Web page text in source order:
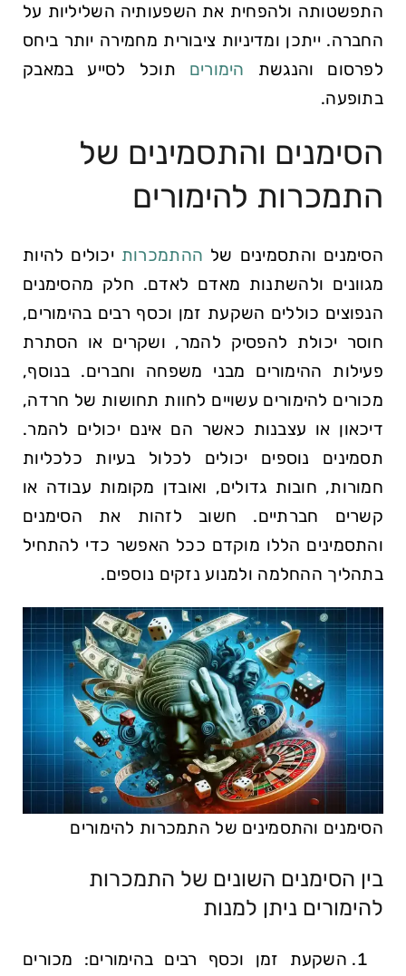
התפשטותה ולהפחית את השפעותיה השליליות על
החברה. ייתכן ומדיניות ציבורית מחמירה יותר ביחס
לפרסום והנגשת הימורים תוכל לסייע במאבק
בתופעה.
הסימנים והתסמינים של
התמכרות להימורים
הסימנים והתסמינים של ההתמכרות יכולים להיות
מגוונים ולהשתנות מאדם לאדם. חלק מהסימנים
הנפוצים כוללים השקעת זמן וכסף רבים בהימורים,
חוסר יכולת להפסיק להמר, ושקרים או הסתרת
פעילות ההימורים מבני משפחה וחברים. בנוסף,
מכורים להימורים עשויים לחוות תחושות של חרדה,
דיכאון או עצבנות כאשר הם אינם יכולים להמר.
תסמינים נוספים יכולים לכלול בעיות כלכליות
חמורות, חובות גדולים, ואובדן מקומות עבודה או
קשרים חברתיים. חשוב לזהות את הסימנים
והתסמינים הללו מוקדם ככל האפשר כדי להתחיל
בתהליך ההחלמה ולמנוע נזקים נוספים.
הסימנים והתסמינים של התמכרות להימורים
בין הסימנים השונים של התמכרות
להימורים ניתן למנות
השקעת זמן וכסף רבים בהימורים: מכורים